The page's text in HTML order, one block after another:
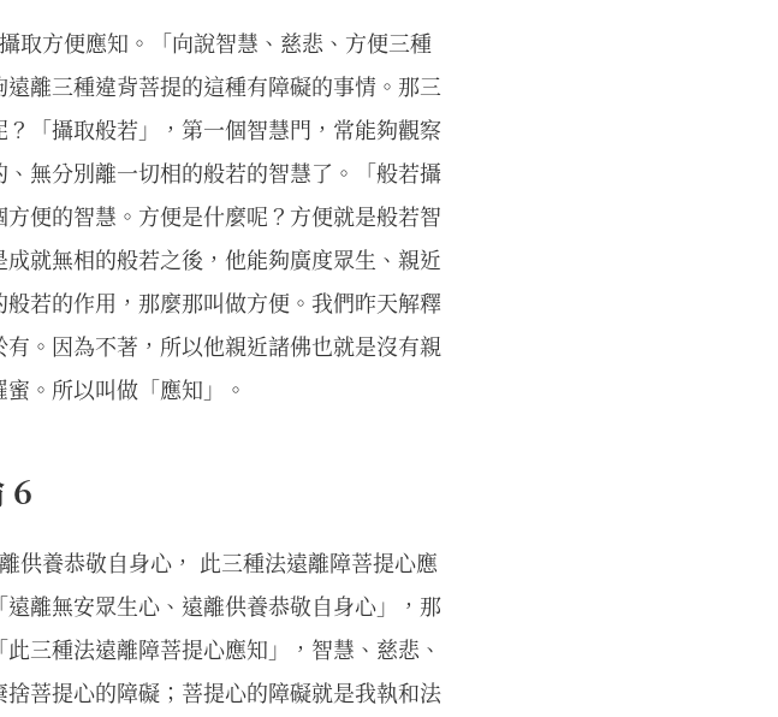
取方便應知。「向說智慧、慈悲、方便三種
離三種違背菩提的這種有障礙的事情。那三
「攝取般若」，第一個智慧門，常能夠觀察
無分別離一切相的般若的智慧了。「般若攝
便的智慧。方便是什麼呢？方便就是般若智
就無相的般若之後，他能夠廣度眾生、親近
若的作用，那麼那叫做方便。我們昨天解釋
。因為不著，所以他親近諸佛也就是沒有親
。所以叫做「應知」。
6
供養恭敬自身心， 此三種法遠離障菩提心應
離無安眾生心、遠離供養恭敬自身心」，那
三種法遠離障菩提心應知」，智慧、慈悲、
菩提心的障礙；菩提心的障礙就是我執和法